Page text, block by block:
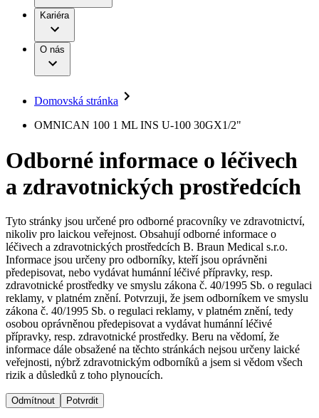
Léčba bolesti
Mimotělní očišťování krve
Neurochirurgie
Onkologie
Ortopedie
Páteřní chirurgie
Péče o rány
Prevence a kontrola infekcí
Uzavírání ran
Řešení
Terapie
Onemocnění
B. Braun Avitum
Dialyzační střediska​
B. Braun Avitum poskytuje kvalitní dialyzační péči ve všech
svých střediscích v České republice. Více informací se
dozvíte na stránkách jednotlivých středisek.
Práce a kariéra
Naše kultura
Vaše příležitost​
Nabídky pracovních míst
Objevte své kariérní příležitosti ​v B. Braun. Vyhledejte náš trh
práce​ pro zajímavé pozice.​
Odpovědnost
Média
Tiskové zprávy
Kontakt
Kontaktní formulář
Registrace k odběru newsletteru
Odpovědnost
Média
Kontakt
Kariéra
O nás
Domovská stránka
OMNICAN 100 1 ML INS U-100 30GX1/2"
Odborné informace o léčivech
a zdravotnických prostředcích
Tyto stránky jsou určené pro odborné pracovníky ve zdravotnictví,
nikoliv pro laickou veřejnost. Obsahují odborné informace o
léčivech a zdravotnických prostředcích B. Braun Medical s.r.o.
Informace jsou určeny pro odborníky, kteří jsou oprávněni
předepisovat, nebo vydávat humánní léčivé přípravky, resp.
zdravotnické prostředky ve smyslu zákona č. 40/1995 Sb. o regulaci
reklamy, v platném znění. Potvrzuji, že jsem odborníkem ve smyslu
zákona č. 40/1995 Sb. o regulaci reklamy, v platném znění, tedy
osobou oprávněnou předepisovat a vydávat humánní léčivé
přípravky, resp. zdravotnické prostředky. Beru na vědomí, že
informace dále obsažené na těchto stránkách nejsou určeny laické
veřejnosti, nýbrž zdravotnickým odborníků a jsem si vědom všech
rizik a důsledků z toho plynoucích.
Odmítnout Potvrdit